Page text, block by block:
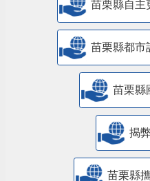
苗栗縣自主
苗栗縣都市
苗栗縣
揭
苗栗縣